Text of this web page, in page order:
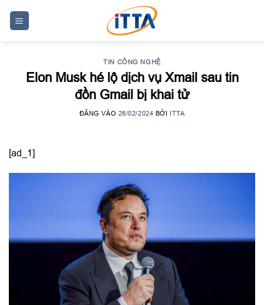
TIN CÔNG NGHỆ
Elon Musk hé lộ dịch vụ Xmail sau tin
đồn Gmail bị khai tử
ĐĂNG VÀO 28/02/2024 BỞI ITTA
[ad_1]